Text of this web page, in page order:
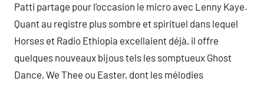
Patti partage pour l’occasion le micro avec Lenny Kaye.
Quant au registre plus sombre et spirituel dans lequel
Horses et Radio Ethiopia excellaient déjà, il offre
quelques nouveaux bijous tels les somptueux Ghost
Dance, We Thee ou Easter, dont les mélodies